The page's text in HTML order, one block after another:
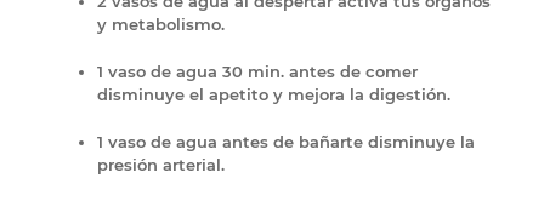
y metabolismo.
1 vaso de agua 30 min. antes de comer
disminuye el apetito y mejora la digestión.
1 vaso de agua antes de bañarte disminuye la
presión arterial.